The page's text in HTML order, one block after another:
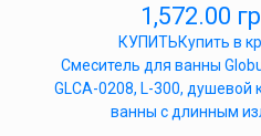
1,572.00
КУПИТЬКупить в
Смеситель для ванны
GLCA-0208, L-300, душевой
ванны с длинным